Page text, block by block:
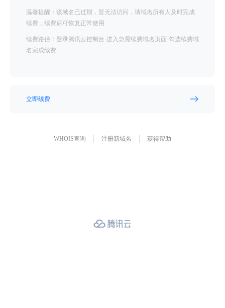
温馨提醒：该域名已过期，暂无法访问，请域名所有人及时完成
续费，续费后可恢复正常使用
续费路径：登录腾讯云控制台-进入急需续费域名页面-勾选续费域
名完成续费
立即续费
WHOIS查询 注册新域名 获得帮助